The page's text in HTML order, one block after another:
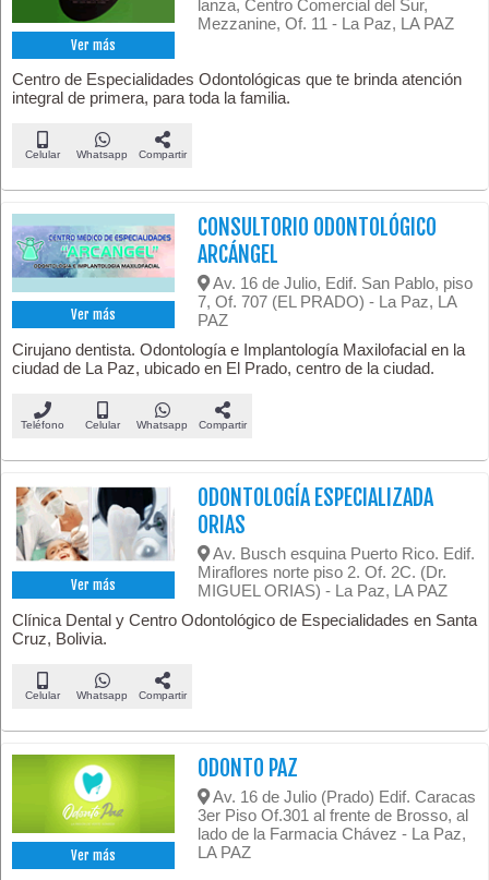
Ver más
lanza, Centro Comercial del Sur,
Mezzanine, Of. 11 - La Paz, LA PAZ
Centro de Especialidades Odontológicas que te brinda atención
integral de primera, para toda la familia.
Celular Whatsapp Compartir
Ver más
CONSULTORIO ODONTOLÓGICO
ARCÁNGEL
Av. 16 de Julio, Edif. San Pablo, piso
7, Of. 707 (EL PRADO) - La Paz, LA
PAZ
Cirujano dentista. Odontología e Implantología Maxilofacial en la
ciudad de La Paz, ubicado en El Prado, centro de la ciudad.
Teléfono Celular Whatsapp Compartir
Ver más
ODONTOLOGÍA ESPECIALIZADA
ORIAS
Av. Busch esquina Puerto Rico. Edif.
Miraflores norte piso 2. Of. 2C. (Dr.
MIGUEL ORIAS) - La Paz, LA PAZ
Clínica Dental y Centro Odontológico de Especialidades en Santa
Cruz, Bolivia.
Celular Whatsapp Compartir
Ver más
ODONTO PAZ
Av. 16 de Julio (Prado) Edif. Caracas
3er Piso Of.301 al frente de Brosso, al
lado de la Farmacia Chávez - La Paz,
LA PAZ